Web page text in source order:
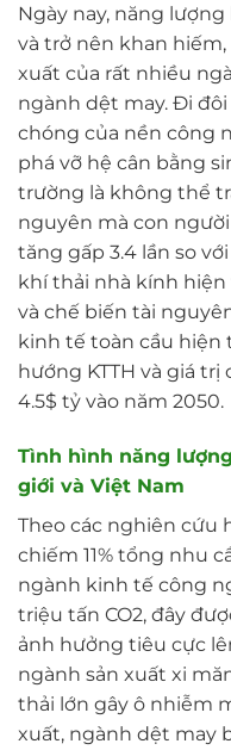
Ngày nay, năng
và trở nên khan
xuất của rất nhiều
ngành dệt may. Đi
chóng của nền công
phá vỡ hệ cân bằng
trường là không thể
nguyên mà con người
tăng gấp 3.4 lần so
khí thải nhà kính
và chế biến tài
kinh tế toàn cầu hiện
hướng KTTH và giá
4.5$ tỷ vào năm 2050.
Tình hình năng
giới và Việt Nam
Theo các nghiên cứu
chiếm 11% tổng nhu
ngành kinh tế công
triệu tấn CO2, đây
ảnh hưởng tiêu cực
ngành sản xuất xi
thải lớn gây ô nhiễm
xuất, ngành dệt may